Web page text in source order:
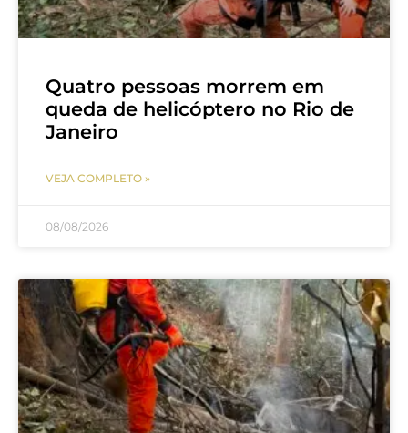
Quatro pessoas morrem em
queda de helicóptero no Rio de
Janeiro
VEJA COMPLETO »
08/08/2026